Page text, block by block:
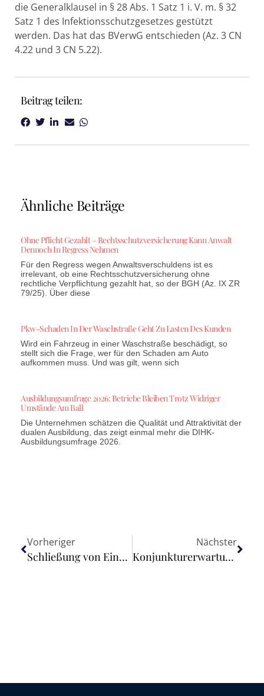
die Generalklausel in § 28 Abs. 1 Satz 1 i. V. m. § 32
Satz 1 des Infektionsschutzgesetzes gestützt
werden. Das hat das BVerwG entschieden (Az. 3 CN
4.22 und 3 CN 5.22).
Beitrag teilen:
Ähnliche Beiträge
Ohne Pflicht Gezahlt – Rechtsschutzversicherung Kann Anwalt
Dennoch In Regress Nehmen
Für den Regress wegen Anwaltsverschuldens ist es
irrelevant, ob eine Rechtsschutzversicherung ohne
rechtliche Verpflichtung gezahlt hat, so der BGH (Az. IX ZR
79/25). Über diese
Pkw-Schaden In Der Waschstraße Geht Zu Lasten Des Kunden
Wird ein Fahrzeug in einer Waschstraße beschädigt, so
stellt sich die Frage, wer für den Schaden am Auto
aufkommen muss. Und was gilt, wenn sich
Ausbildungsumfrage 2026: Betriebe Bleiben Trotz Widriger
Umstände Am Ball
Die Unternehmen schätzen die Qualität und Attraktivität der
dualen Ausbildung, das zeigt einmal mehr die DIHK-
Ausbildungsumfrage 2026.
Vorheriger
Schließung von Einrichtungen des Freizeitsports mit zugelassener Ausnahme durch die Sächsische Corona-Schutz-Verordnung vom 30. Oktober 2020 war rechtmäßig, die weitergehende Schließung von Fitnessstudios rechtswidrig
Nächster
Konjunkturerwartungen gehen stark zurück